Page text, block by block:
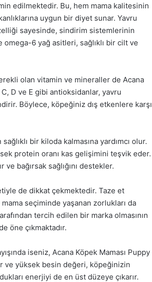
edilmektedir. Bu, hem mama kalitesinin
uygun bir diyet sunar. Yavru
sayesinde, sindirim sistemlerinin
6 yağ asitleri, sağlıklı bir cilt ve
olan vitamin ve mineraller de Acana
D ve E gibi antioksidanlar, yavru
Böylece, köpeğiniz dış etkenlere karşı
bir kiloda kalmasına yardımcı olur.
protein oranı kas gelişimini teşvik eder.
bağırsak sağlığını destekler.
de dikkat çekmektedir. Taze et
seçiminde yaşanan zorlukları da
tercih edilen bir marka olmasının
öne çıkmaktadır.
iseniz, Acana Köpek Maması Puppy
ve yüksek besin değeri, köpeğinizin
enerjiyi de en üst düzeye çıkarır.